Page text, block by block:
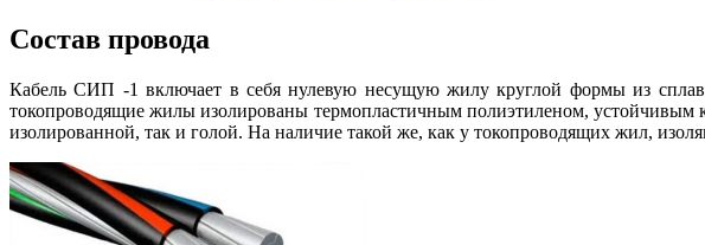
Состав провода
Кабель СИП -1 включает в себя нулевую несущую жилу круглой формы из
токопроводящие жилы изолированы термопластичным полиэтиленом,
изолированной, так и голой. На наличие такой же, как у токопроводящих жил,